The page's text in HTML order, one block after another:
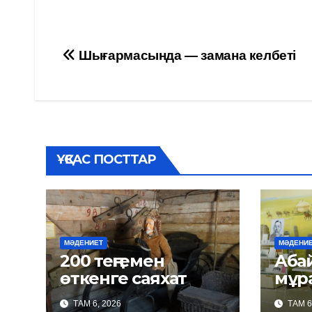
Навигация
Шығармасында — замана келбеті
ҰҚСАС ПОСТТАР
МӘДЕНИЕТ
200 теңгемен
өткенге саяхат
ТАМ 6, 2026 ТАМ